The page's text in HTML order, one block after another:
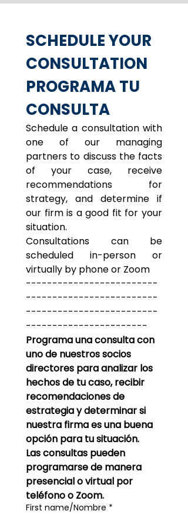
SCHEDULE YOUR
CONSULTATION
PROGRAMA TU
CONSULTA
Schedule a consultation with
one of our managing
partners to discuss the facts
of your case, receive
recommendations for
strategy, and determine if
our firm is a good fit for your
situation.
Consultations can be
scheduled in-person or
virtually by phone or Zoom
-------------------------
-------------------------
-------------------------
-----------------------
Programa una consulta con
uno de nuestros socios
directores para analizar los
hechos de tu caso, recibir
recomendaciones de
estrategia y determinar si
nuestra firma es una buena
opción para tu situación.
Las consultas pueden
programarse de manera
presencial o virtual por
teléfono o Zoom.
First name/Nombre *